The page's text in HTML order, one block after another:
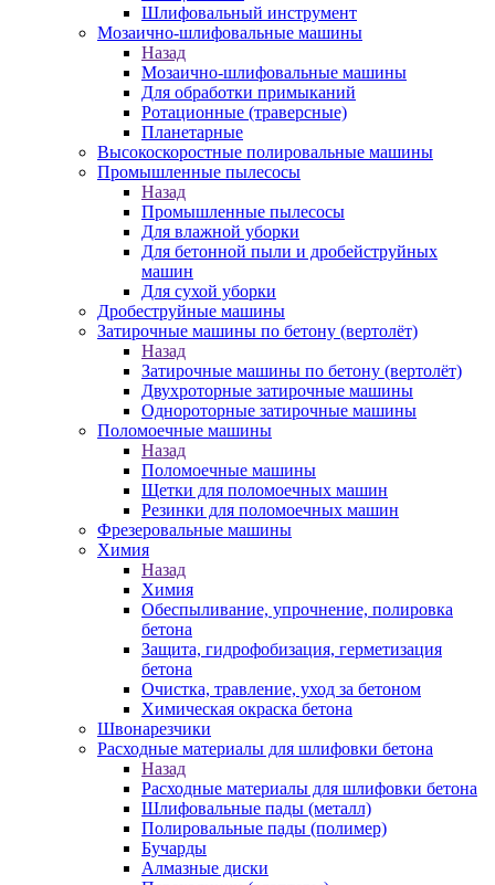
Шлифовальный инструмент
Мозаично-шлифовальные машины
Назад
Мозаично-шлифовальные машины
Для обработки примыканий
Ротационные (траверсные)
Планетарные
Высокоскоростные полировальные машины
Промышленные пылесосы
Назад
Промышленные пылесосы
Для влажной уборки
Для бетонной пыли и дробейструйных
машин
Для сухой уборки
Дробеструйные машины
Затирочные машины по бетону (вертолёт)
Назад
Затирочные машины по бетону (вертолёт)
Двухроторные затирочные машины
Однороторные затирочные машины
Поломоечные машины
Назад
Поломоечные машины
Щетки для поломоечных машин
Резинки для поломоечных машин
Фрезеровальные машины
Химия
Назад
Химия
Обеспыливание, упрочнение, полировка
бетона
Защита, гидрофобизация, герметизация
бетона
Очистка, травление, уход за бетоном
Химическая окраска бетона
Швонарезчики
Расходные материалы для шлифовки бетона
Назад
Расходные материалы для шлифовки бетона
Шлифовальные пады (металл)
Полировальные пады (полимер)
Бучарды
Алмазные диски